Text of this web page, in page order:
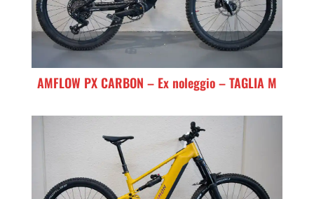
AMFLOW PX CARBON – Ex noleggio – TAGLIA M